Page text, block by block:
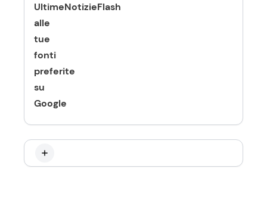
UltimeNotizieFlash
alle
tue
fonti
preferite
su
Google